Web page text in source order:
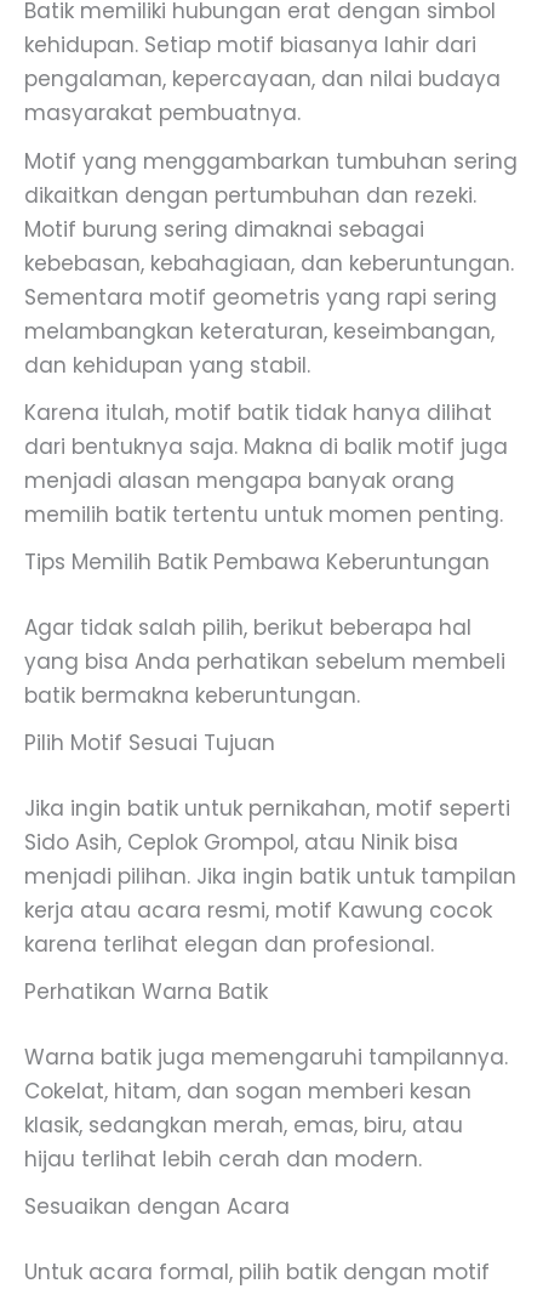
Batik memiliki hubungan erat dengan simbol
kehidupan. Setiap motif biasanya lahir dari
pengalaman, kepercayaan, dan nilai budaya
masyarakat pembuatnya.
Motif yang menggambarkan tumbuhan sering
dikaitkan dengan pertumbuhan dan rezeki.
Motif burung sering dimaknai sebagai
kebebasan, kebahagiaan, dan keberuntungan.
Sementara motif geometris yang rapi sering
melambangkan keteraturan, keseimbangan,
dan kehidupan yang stabil.
Karena itulah, motif batik tidak hanya dilihat
dari bentuknya saja. Makna di balik motif juga
menjadi alasan mengapa banyak orang
memilih batik tertentu untuk momen penting.
Tips Memilih Batik Pembawa Keberuntungan
Agar tidak salah pilih, berikut beberapa hal
yang bisa Anda perhatikan sebelum membeli
batik bermakna keberuntungan.
Pilih Motif Sesuai Tujuan
Jika ingin batik untuk pernikahan, motif seperti
Sido Asih, Ceplok Grompol, atau Ninik bisa
menjadi pilihan. Jika ingin batik untuk tampilan
kerja atau acara resmi, motif Kawung cocok
karena terlihat elegan dan profesional.
Perhatikan Warna Batik
Warna batik juga memengaruhi tampilannya.
Cokelat, hitam, dan sogan memberi kesan
klasik, sedangkan merah, emas, biru, atau
hijau terlihat lebih cerah dan modern.
Sesuaikan dengan Acara
Untuk acara formal, pilih batik dengan motif